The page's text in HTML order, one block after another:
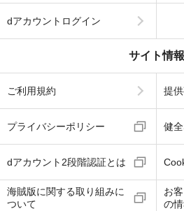
dアカウントログイン
サイト情報
ご利用規約 提
プライバシーポリシー 健
dアカウント2段階認証とは
海賊版に関する取り組みに
ついて
お
の